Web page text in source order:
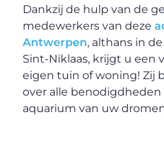
Dankzij de hulp van de
medewerkers van deze
Antwerpen, althans in
Sint-Niklaas, krijgt u een
eigen tuin of woning! Zij
over alle
aquarium van uw